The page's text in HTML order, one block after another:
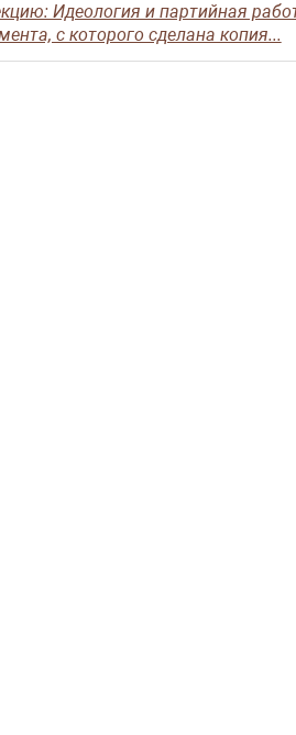
Идеология и партийная
с которого сделана копия...